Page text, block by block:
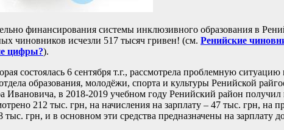
финансирования системы инклюзивного образования в
чиновников исчезли 517 тысяч гривен! (см. Ренийские
цифры?).
состоялась 6 сентября т.г., рассмотрела проблемную
образования, молодёжи, спорта и культуры Ренийской
в 2018-2019 учебном году Ренийский район
212 тыс. грн, на начисления на зарплату – 47 тыс. грн, на
грн, и в основном эти средства предназначены на зарплату